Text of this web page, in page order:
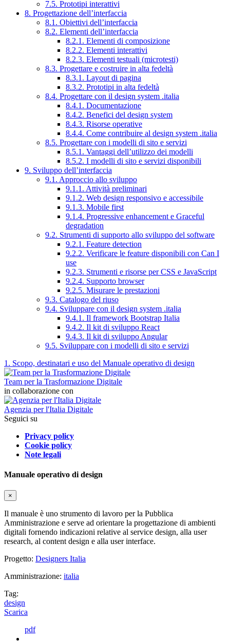
7.5. Prototipi interattivi
8. Progettazione dell’interfaccia
8.1. Obiettivi dell’interfaccia
8.2. Elementi dell’interfaccia
8.2.1. Elementi di composizione
8.2.2. Elementi interattivi
8.2.3. Elementi testuali (microtesti)
8.3. Progettare e costruire in alta fedeltà
8.3.1. Layout di pagina
8.3.2. Prototipi in alta fedeltà
8.4. Progettare con il design system .italia
8.4.1. Documentazione
8.4.2. Benefici del design system
8.4.3. Risorse operative
8.4.4. Come contribuire al design system .italia
8.5. Progettare con i modelli di sito e servizi
8.5.1. Vantaggi dell’utilizzo dei modelli
8.5.2. I modelli di sito e servizi disponibili
9. Sviluppo dell’interfaccia
9.1. Approccio allo sviluppo
9.1.1. Attività preliminari
9.1.2. Web design responsivo e accessibile
9.1.3. Mobile first
9.1.4. Progressive enhancement e Graceful
degradation
9.2. Strumenti di supporto allo sviluppo del software
9.2.1. Feature detection
9.2.2. Verificare le feature disponibili con Can I
use
9.2.3. Strumenti e risorse per CSS e JavaScript
9.2.4. Supporto browser
9.2.5. Misurare le prestazioni
9.3. Catalogo del riuso
9.4. Sviluppare con il design system .italia
9.4.1. Il framework Bootstrap Italia
9.4.2. Il kit di sviluppo React
9.4.3. Il kit di sviluppo Angular
9.5. Sviluppare con i modelli di sito e servizi
1. Scopo, destinatari e uso del Manuale operativo di design
Team per la Trasformazione Digitale
in collaborazione con
Agenzia per l'Italia Digitale
Seguici su
Privacy policy
Cookie policy
Note legali
Manuale operativo di design
×
Il manuale è uno strumento di lavoro per la Pubblica
Amministrazione e serve ad orientare la progettazione di ambienti
digitali fornendo indicazioni relative al service design, alla user
research, al content design e alla user interface.
Progetto: Designers Italia
Amministrazione: italia
Tag:
design
Scarica
pdf